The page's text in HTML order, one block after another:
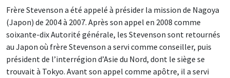
Frère Stevenson a été appelé à présider la mission de Nagoya
(Japon) de 2004 à 2007. Après son appel en 2008 comme
soixante-dix Autorité générale, les Stevenson sont retournés
au Japon où frère Stevenson a servi comme conseiller, puis
président de l’interrégion d’Asie du Nord, dont le siège se
trouvait à Tokyo. Avant son appel comme apôtre, il a servi